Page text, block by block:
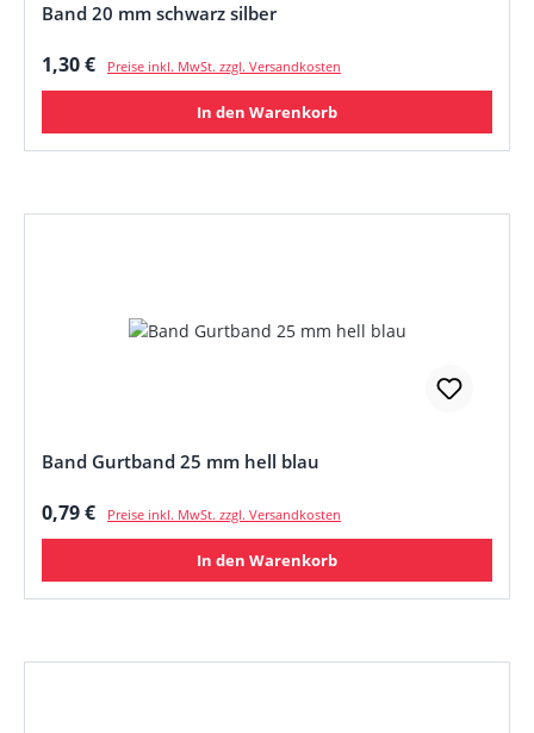
Band 20 mm schwarz silber
Regulärer Preis:
1,30 € Preise inkl. MwSt. zzgl. Versandkosten
In den Warenkorb
Band Gurtband 25 mm hell blau
Regulärer Preis:
0,79 € Preise inkl. MwSt. zzgl. Versandkosten
In den Warenkorb